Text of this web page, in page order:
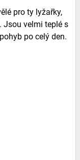
pro ty lyžařky,
Jsou velmi teplé s
po celý den.